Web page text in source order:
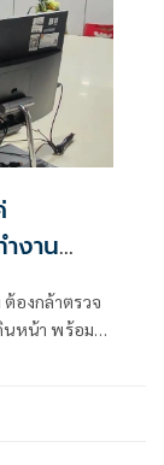
งาน
องกล้าตรวจ
หน้า พร้อมชี้